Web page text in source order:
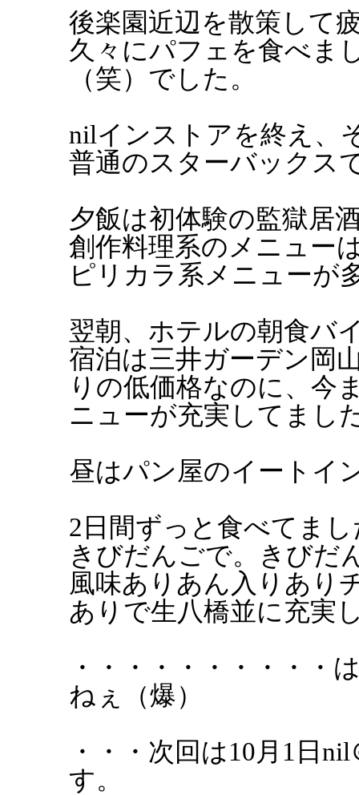
後楽園近辺を散策して
久々にパフェを食べま
（笑）でした。
nilインストアを終え、
普通のスターバックス
夕飯は初体験の監獄居
創作料理系のメニュー
ピリカラ系メニューが
翌朝、ホテルの朝食バ
宿泊は三井ガーデン岡
りの低価格なのに、今
ニューが充実してまし
昼はパン屋のイートイ
2日間ずっと食べてま
きびだんごで。きびだ
風味ありあん入りあり
ありで生八橋並に充実
・・・・・・・・・・
ねぇ（爆）
・・・次回は10月1日
す。